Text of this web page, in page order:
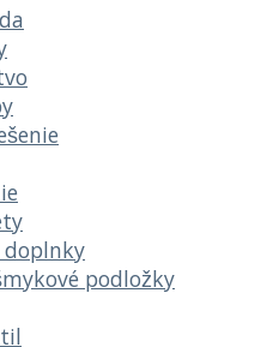
doplnky
podložky